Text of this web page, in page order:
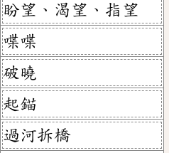
盼望、渴望、指望
喋喋
破曉
起錨
過河拆橋